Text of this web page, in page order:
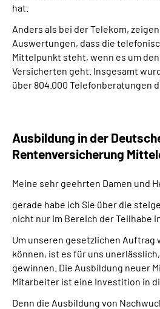
hat.
Anders als bei der Telekom,
Auswertungen, dass die
Mittelpunkt steht, wenn es um
Versicherten geht. Insgesamt
über 804.000 Telefonberatungen
Ausbildung in der
Rentenversicherung
Meine sehr geehrten Damen und
gerade habe ich Sie über die
nicht nur im Bereich der Teilhabe
Um unseren gesetzlichen Auftrag
können, ist es für uns
gewinnen. Die Ausbildung neuer
Mitarbeiter ist eine Investition in
Denn die Ausbildung von